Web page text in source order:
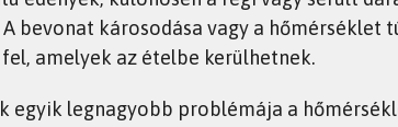
bevonat károsodása vagy a hőmérséklet
amelyek az ételbe kerülhetnek.
egyik legnagyobb problémája a